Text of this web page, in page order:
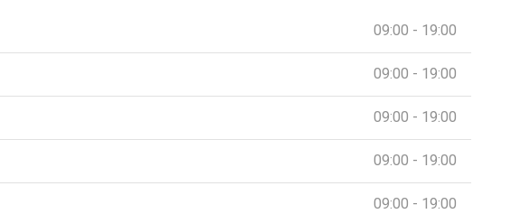
09:00 - 19:00
09:00 - 19:00
09:00 - 19:00
09:00 - 19:00
09:00 - 19:00